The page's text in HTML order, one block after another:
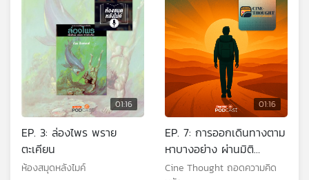
ข่าย
01:16
EP. 3: ล่องไพร พราย
ตะเคียน
ห้องสมุดหลังไมค์
01:16
EP. 7: การออกเดินทางตาม
หาบางอย่าง ผ่านมิติ
ภาพยนตร์
Cine Thought ถอดความคิด